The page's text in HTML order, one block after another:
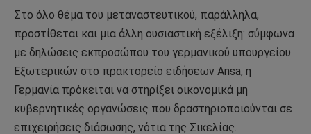
Στο όλο θέμα του μεταναστευτικού, παράλληλα,
προστίθεται και μια άλλη ουσιαστική εξέλιξη: σύμφωνα
με δηλώσεις εκπροσώπου του γερμανικού υπουργείου
Εξωτερικών στο πρακτορείο ειδήσεων Ansa, η
Γερμανία πρόκειται να στηρίξει οικονομικά μη
κυβερνητικές οργανώσεις που δραστηριοποιούνται σε
επιχειρήσεις διάσωσης, νότια της Σικελίας.